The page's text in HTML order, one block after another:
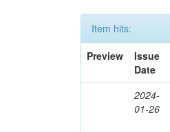
Item hits:
Preview
Issue
Date
2024-
01-26